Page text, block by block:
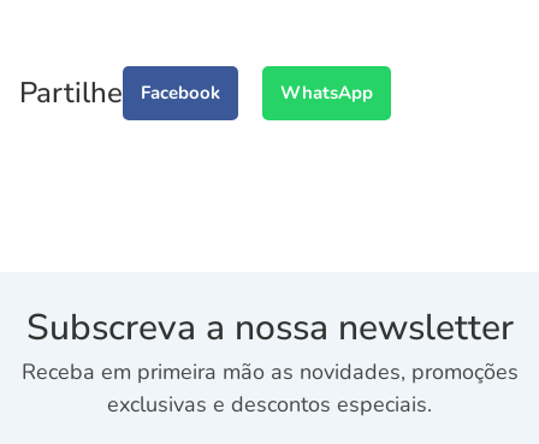
Partilhe Facebook WhatsApp
Subscreva a nossa newsletter
Receba em primeira mão as novidades, promoções
exclusivas e descontos especiais.